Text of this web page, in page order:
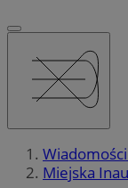
Miejska